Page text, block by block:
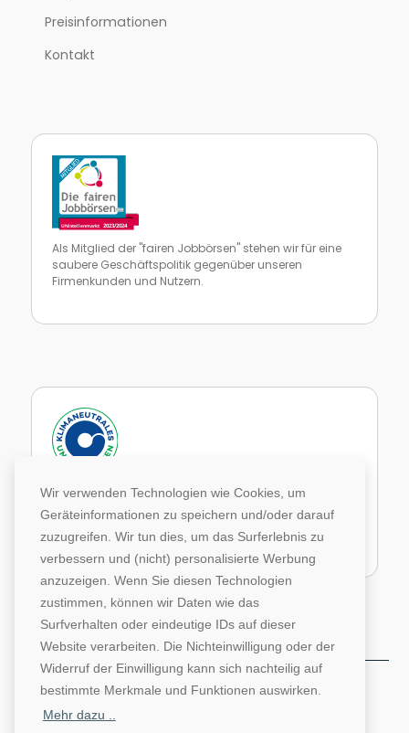
Wir verwenden Technologien wie Cookies, um
Geräteinformationen zu speichern und/oder darauf
zuzugreifen. Wir tun dies, um das Surferlebnis zu
verbessern und (nicht) personalisierte Werbung
anzuzeigen. Wenn Sie diesen Technologien
zustimmen, können wir Daten wie das
Surfverhalten oder eindeutige IDs auf dieser
Website verarbeiten. Die Nichteinwilligung oder der
Widerruf der Einwilligung kann sich nachteilig auf
bestimmte Merkmale und Funktionen auswirken.
Mehr dazu ..
Preisinformationen
Kontakt
Als Mitglied der "fairen Jobbörsen" stehen wir für eine
saubere Geschäftspolitik gegenüber unseren
Firmenkunden und Nutzern.
Im Rahmen unseres Engagements in der Allianz für
Klima und Entwicklung gleichen wir unsere CO2-
Emissionen durch weltweite Projekte aus.
Zur Website von Climate Extender: Klimaneutrales Unternehmen
©1996-2026 Deutsche Hochschulwerbung und -
vertriebs GmbH. Alle Rechte vorbehalten.